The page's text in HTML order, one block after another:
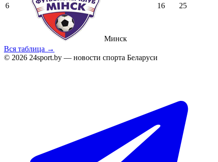
6
Минск
16 25
Вся таблица →
© 2026 24sport.by — новости спорта Беларуси